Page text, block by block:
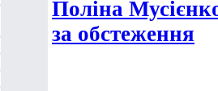
Поліна
за обстеження